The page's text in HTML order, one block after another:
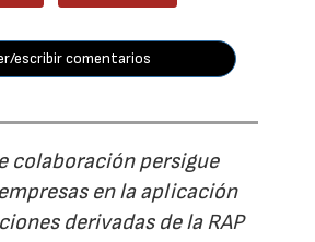
escribir comentarios
colaboración persigue
en la aplicación
derivadas de la RAP